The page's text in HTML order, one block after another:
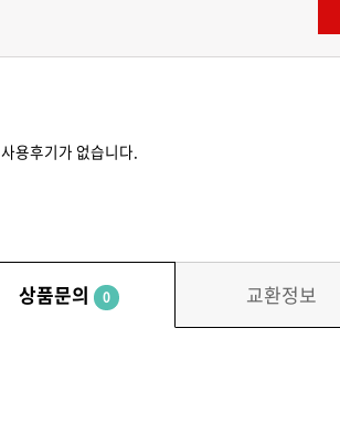
사용후기가 없습니다.
상품문의 0 교환정보